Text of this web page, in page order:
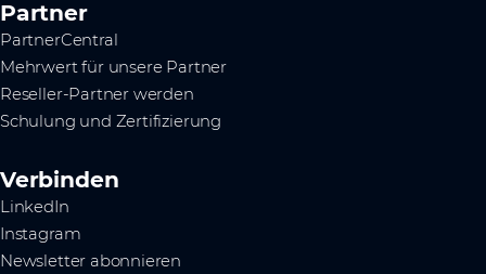
Partner
PartnerCentral
Mehrwert für unsere Partner
Reseller-Partner werden
Schulung und Zertifizierung
Verbinden
LinkedIn
Instagram
Newsletter abonnieren